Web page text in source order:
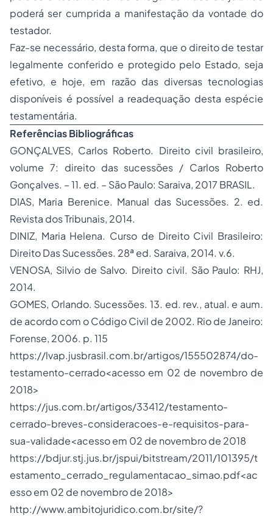
poderá ser cumprida a manifestação da vontade do
testador.
Faz-se necessário, desta forma, que o direito de testar
legalmente conferido e protegido pelo Estado, seja
efetivo, e hoje, em razão das diversas tecnologias
disponíveis é possível a readequação desta espécie
testamentária.
Referências Bibliográficas
GONÇALVES, Carlos Roberto. Direito civil brasileiro,
volume 7: direito das sucessões / Carlos Roberto
Gonçalves. – 11. ed. – São Paulo: Saraiva, 2017 BRASIL.
DIAS, Maria Berenice. Manual das Sucessões. 2. ed.
Revista dos Tribunais, 2014.
DINIZ, Maria Helena. Curso de Direito Civil Brasileiro:
Direito Das Sucessões. 28ª ed. Saraiva, 2014. v.6.
VENOSA, Silvio de Salvo. Direito civil. São Paulo: RHJ,
2014.
GOMES, Orlando. Sucessões. 13. ed. rev., atual. e aum.
de acordo com o Código Civil de 2002. Rio de Janeiro:
Forense, 2006. p. 115
https://lvap.jusbrasil.com.br/artigos/155502874/do-
testamento-cerrado<acesso em 02 de novembro de
2018>
https://jus.com.br/artigos/33412/testamento-
cerrado-breves-consideracoes-e-requisitos-para-
sua-validade<acesso em 02 de novembro de 2018
https://bdjur.stj.jus.br/jspui/bitstream/2011/101395/t
estamento_cerrado_regulamentacao_simao.pdf<ac
esso em 02 de novembro de 2018>
http://www.ambitojuridico.com.br/site/?